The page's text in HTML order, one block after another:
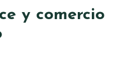
y comercio